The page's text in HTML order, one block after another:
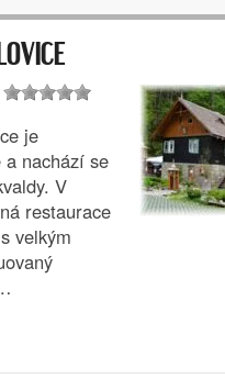
je
nachází se
V
restaurace
velkým